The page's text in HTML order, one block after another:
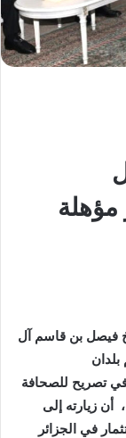
مؤهلة
فيصل بن قاسم آل
تصريح للصحافة
زيارته إلى
في الجزائر